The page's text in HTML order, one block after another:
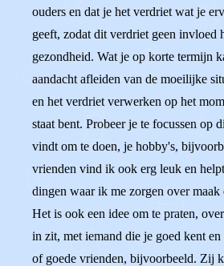
ouders en dat je het verdriet wat je
geeft, zodat dit verdriet geen invloed
gezondheid. Wat je op korte termijn
aandacht afleiden van de moeilijke
en het verdriet verwerken op het
staat bent. Probeer je te focussen op
vindt om te doen, je hobby's,
vrienden vind ik ook erg leuk en
dingen waar ik me zorgen over maak
Het is ook een idee om te praten,
in zit, met iemand die je goed kent
of goede vrienden, bijvoorbeeld. Zij